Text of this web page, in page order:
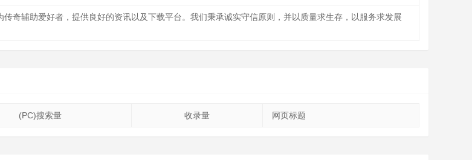
奇辅助爱好者，提供良好的资讯以及下载平台。我们秉承诚实守信原则，并以质量求生存，以服务求发展
(PC)搜索量 收录量 网页标题